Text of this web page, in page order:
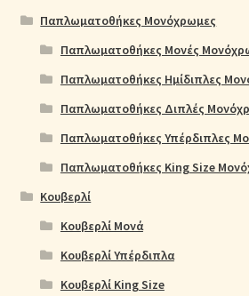
Παπλωματοθήκες Μονόχρωμες
Παπλωματοθήκες Μονές
Παπλωματοθήκες Ημίδιπλες
Παπλωματοθήκες Διπλές
Παπλωματοθήκες Υπέρδιπλες
Παπλωματοθήκες King Size
Κουβερλί
Κουβερλί Μονά
Κουβερλί Υπέρδιπλα
Κουβερλί King Size